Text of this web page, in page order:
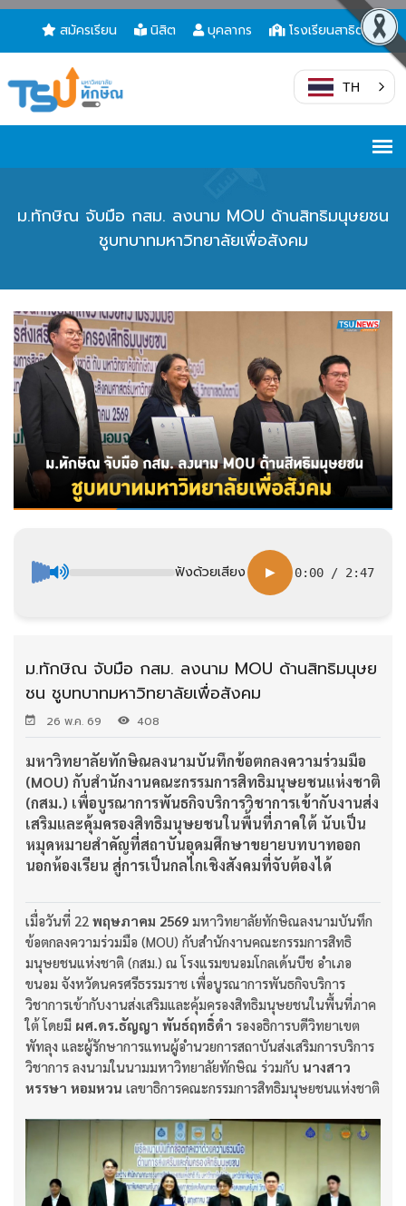
สมัครเรียน นิสิต บุคลากร โรงเรียนสาธิต
TH
ม.ทักษิณ จับมือ กสม. ลงนาม MOU ด้านสิทธิมนุษยชน
ชูบทบาทมหาวิทยาลัยเพื่อสังคม
ฟังด้วยเสียง ▶ 0:00 / 2:47
ม.ทักษิณ จับมือ กสม. ลงนาม MOU ด้านสิทธิมนุษย
ชน ชูบทบาทมหาวิทยาลัยเพื่อสังคม
26 พ.ค. 69 408
มหาวิทยาลัยทักษิณลงนามบันทึกข้อตกลงความร่วมมือ
(MOU) กับสำนักงานคณะกรรมการสิทธิมนุษยชนแห่งชาติ
(กสม.) เพื่อบูรณาการพันธกิจบริการวิชาการเข้ากับงานส่ง
เสริมและคุ้มครองสิทธิมนุษยชนในพื้นที่ภาคใต้ นับเป็น
หมุดหมายสำคัญที่สถาบันอุดมศึกษาขยายบทบาทออก
นอกห้องเรียน สู่การเป็นกลไกเชิงสังคมที่จับต้องได้
เมื่อวันที่ 22 พฤษภาคม 2569 มหาวิทยาลัยทักษิณลงนามบันทึก
ข้อตกลงความร่วมมือ (MOU) กับสำนักงานคณะกรรมการสิทธิ
มนุษยชนแห่งชาติ (กสม.) ณ โรงแรมขนอมโกลเด้นบีช อำเภอ
ขนอม จังหวัดนครศรีธรรมราช เพื่อบูรณาการพันธกิจบริการ
วิชาการเข้ากับงานส่งเสริมและคุ้มครองสิทธิมนุษยชนในพื้นที่ภาค
ใต้ โดยมี ผศ.ดร.ธัญญา พันธ์ฤทธิ์ดำ รองอธิการบดีวิทยาเขต
พัทลุง และผู้รักษาการแทนผู้อำนวยการสถาบันส่งเสริมการบริการ
วิชาการ ลงนามในนามมหาวิทยาลัยทักษิณ ร่วมกับ นางสาว
หรรษา หอมหวน เลขาธิการคณะกรรมการสิทธิมนุษยชนแห่งชาติ